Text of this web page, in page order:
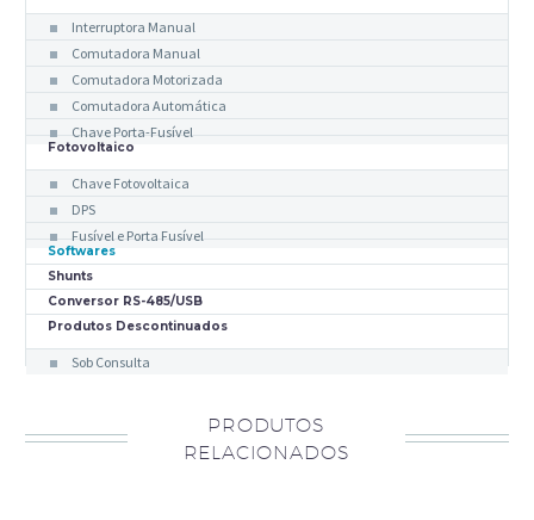
Interruptora Manual
Comutadora Manual
Comutadora Motorizada
Comutadora Automática
Chave Porta-Fusível
Fotovoltaico
Chave Fotovoltaica
DPS
Fusível e Porta Fusível
Softwares
Shunts
Conversor RS-485/USB
Produtos Descontinuados
Sob Consulta
PRODUTOS
RELACIONADOS